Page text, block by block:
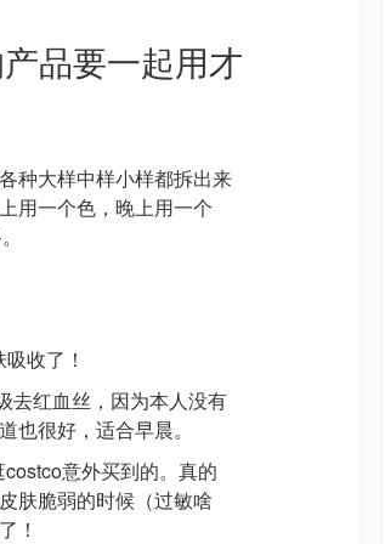
品要一起用才
种大样中样小样都拆出来
用一个色，晚上用一个
收了！
去红血丝，因为本人没有
也很好，适合早晨。
意外买到的。真的
肤脆弱的时候（过敏啥
！